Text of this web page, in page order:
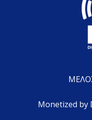
Monetized by